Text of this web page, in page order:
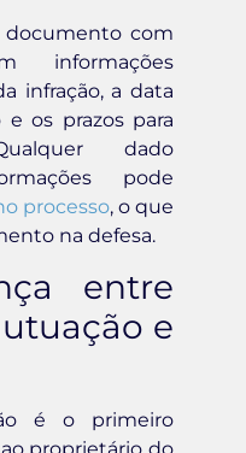
documento com
informações
infração, a data
os prazos para
dado
pode
processo, o que
na defesa.
entre
e
é o primeiro